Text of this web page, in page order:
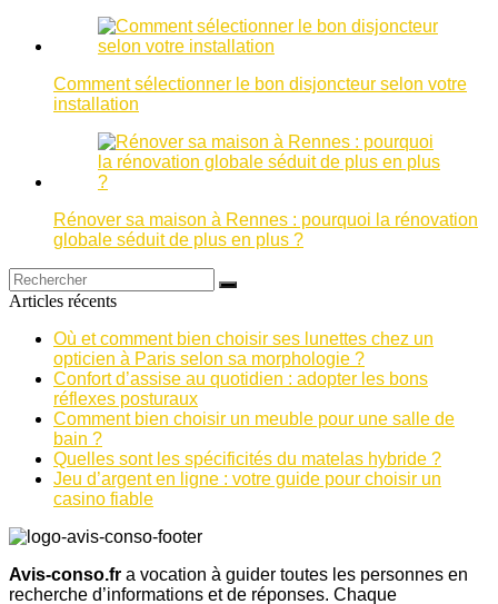
Comment sélectionner le bon disjoncteur selon votre
installation
Rénover sa maison à Rennes : pourquoi la rénovation
globale séduit de plus en plus ?
Articles récents
Où et comment bien choisir ses lunettes chez un
opticien à Paris selon sa morphologie ?
Confort d’assise au quotidien : adopter les bons
réflexes posturaux
Comment bien choisir un meuble pour une salle de
bain ?
Quelles sont les spécificités du matelas hybride ?
Jeu d’argent en ligne : votre guide pour choisir un
casino fiable
Avis-conso.fr a vocation à guider toutes les personnes en
recherche d’informations et de réponses. Chaque